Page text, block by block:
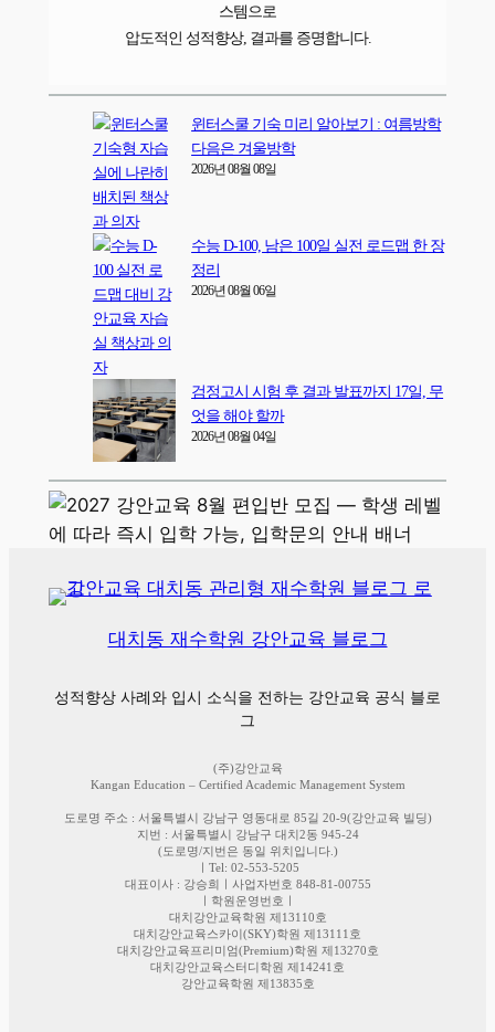
스템으로
압도적인 성적향상, 결과를 증명합니다.
윈터스쿨 기숙 미리 알아보기 : 여름방학
다음은 겨울방학
2026년 08월 08일
수능 D-100, 남은 100일 실전 로드맵 한 장
정리
2026년 08월 06일
검정고시 시험 후 결과 발표까지 17일, 무
엇을 해야 할까
2026년 08월 04일
대치동 재수학원 강안교육 블로그
성적향상 사례와 입시 소식을 전하는 강안교육 공식 블로
그
(주)강안교육
Kangan Education – Certified Academic Management System
도로명 주소 : 서울특별시 강남구 영동대로 85길 20-9(강안교육 빌딩)
지번 : 서울특별시 강남구 대치2동 945-24
(도로명/지번은 동일 위치입니다.)
ㅣTel: 02-553-5205
대표이사 : 강승희ㅣ사업자번호 848-81-00755
ㅣ학원운영번호ㅣ
대치강안교육학원 제13110호
대치강안교육스카이(SKY)학원 제13111호
대치강안교육프리미엄(Premium)학원 제13270호
대치강안교육스터디학원 제14241호
강안교육학원 제13835호